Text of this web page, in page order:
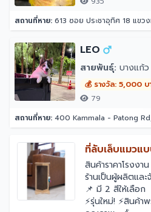
สถานที่หาย: 613 ซอย ประชาอุทิศ 18 แขวงห้วยขว
LEO
สายพันธุ์: บางแก้ว
💰 รางวัล: 5,000 บ
79
สถานที่หาย: 400 Kammala - Patong Rd, ตำบลป่าตอง อำเภอ
ที่ลับเล็บแมวแ
สินค้าราคาโรงงา
ร้านเป็นผู้ผลิตและ
📌 มี 2 สีให้เลือก
⚡️รุ่นใหม่! ⚡️สินค้